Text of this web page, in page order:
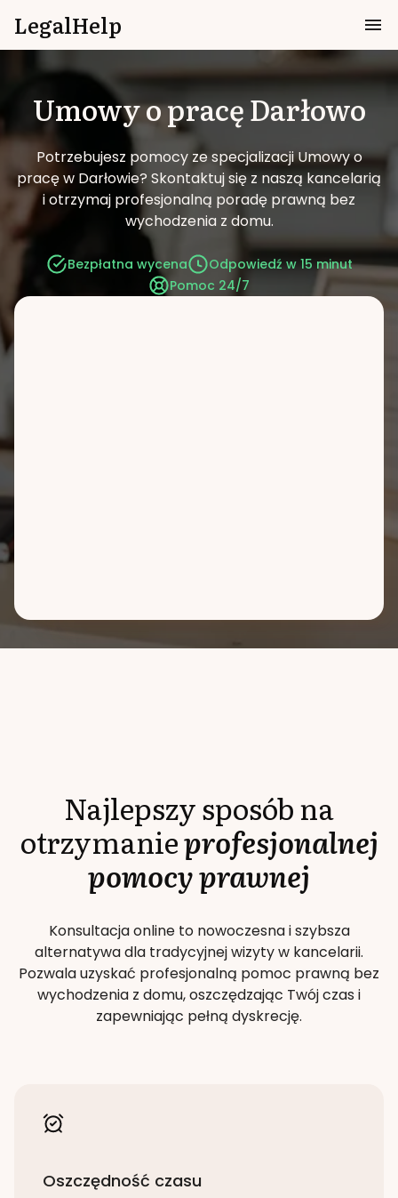
LegalHelp
Umowy o pracęDarłowo
Potrzebujesz pomocy ze specjalizacji Umowy o
pracę w Darłowie? Skontaktuj się z naszą kancelarią
i otrzymaj profesjonalną poradę prawną bez
wychodzenia z domu.
Bezpłatna wycena
Odpowiedź w 15 minut
Pomoc 24/7
Najlepszy sposób na
otrzymanieprofesjonalnej
pomocy prawnej
Konsultacja online to nowoczesna i szybsza
alternatywa dla tradycyjnej wizyty w kancelarii.
Pozwala uzyskać profesjonalną pomoc prawną bez
wychodzenia z domu, oszczędzając Twój czas i
zapewniając pełną dyskrecję.
Oszczędność czasu